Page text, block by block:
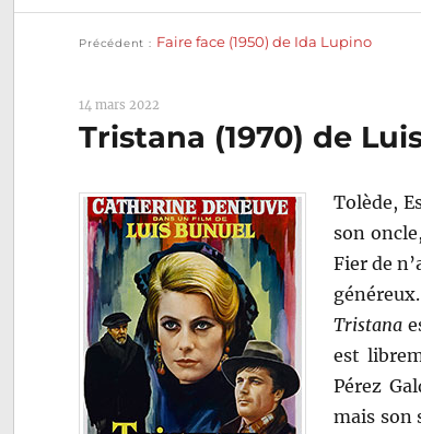
Navigation
l’article
Précédent Faire face (1950) de Ida Lupino
14 mars 2022
Tristana (1970) de
Tolède,
son
Fier de
Tristana
est
Pérez
mais son